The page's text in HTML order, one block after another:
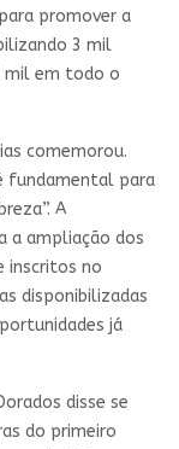
promover a
3 mil
mil em todo o
comemorou.
fundamental para
A
a ampliação dos
inscritos no
disponibilizadas
já
disse se
do primeiro